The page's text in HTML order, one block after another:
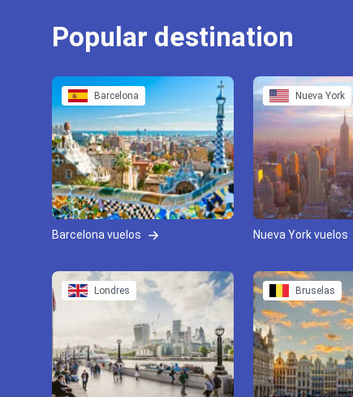
Popular destination
Barcelona
Barcelona vuelos
Nueva York
Nueva York vuelos
Londres Bruselas